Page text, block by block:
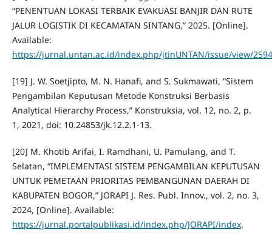
“PENENTUAN LOKASI TERBAIK EVAKUASI BANJIR DAN RUTE
JALUR LOGISTIK DI KECAMATAN SINTANG,” 2025. [Online].
Available:
https://jurnal.untan.ac.id/index.php/jtinUNTAN/issue/view/2594
[19] J. W. Soetjipto, M. N. Hanafi, and S. Sukmawati, “Sistem
Pengambilan Keputusan Metode Konstruksi Berbasis
Analytical Hierarchy Process,” Konstruksia, vol. 12, no. 2, p.
1, 2021, doi: 10.24853/jk.12.2.1-13.
[20] M. Khotib Arifai, I. Ramdhani, U. Pamulang, and T.
Selatan, “IMPLEMENTASI SISTEM PENGAMBILAN KEPUTUSAN
UNTUK PEMETAAN PRIORITAS PEMBANGUNAN DAERAH DI
KABUPATEN BOGOR,” JORAPI J. Res. Publ. Innov., vol. 2, no. 3,
2024, [Online]. Available:
https://jurnal.portalpublikasi.id/index.php/JORAPI/index.